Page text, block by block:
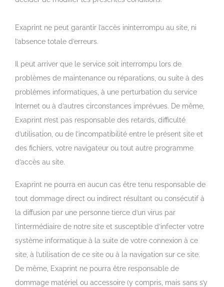
Exaprint ne peut garantir l’accès ininterrompu au site, ni
l’absence totale d’erreurs.
Il peut arriver que le service soit interrompu lors de
problèmes de maintenance ou réparations, ou suite à des
problèmes informatiques, à une perturbation du service
Internet ou à d’autres circonstances imprévues. De même,
Exaprint n’est pas responsable des retards, difficulté
d’utilisation, ou de l’incompatibilité entre le présent site et
des fichiers, votre navigateur ou tout autre programme
d’accès au site.
Exaprint ne pourra en aucun cas être tenu responsable de
tout dommage direct ou indirect résultant ou consécutif à
la diffusion par une personne tierce d’un virus par
l’intermédiaire de notre site et susceptible d’infecter votre
système informatique à la suite de votre connexion à ce
site, à l’utilisation de ce site ou à la navigation sur ce site.
De même, Exaprint ne pourra être responsable de
dommage matériel ou accessoire (y compris, mais sans s’y